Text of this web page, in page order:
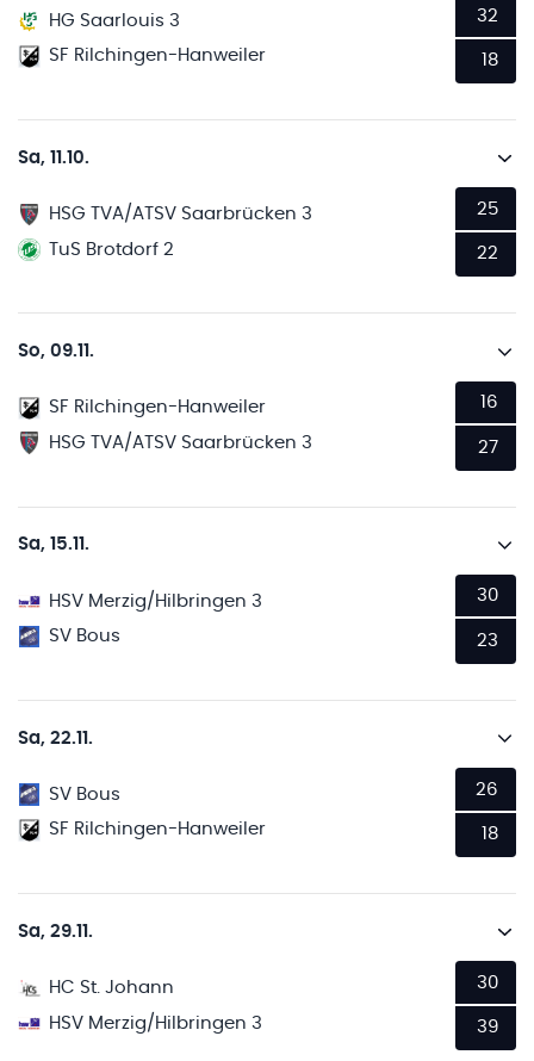
HG Saarlouis 3
SF Rilchingen-Hanweiler
32
18
Sa, 11.10.
HSG TVA/ATSV Saarbrücken 3
TuS Brotdorf 2
25
22
So, 09.11.
SF Rilchingen-Hanweiler
HSG TVA/ATSV Saarbrücken 3
16
27
Sa, 15.11.
HSV Merzig/Hilbringen 3
SV Bous
30
23
Sa, 22.11.
SV Bous
SF Rilchingen-Hanweiler
26
18
Sa, 29.11.
HC St. Johann
HSV Merzig/Hilbringen 3
30
39